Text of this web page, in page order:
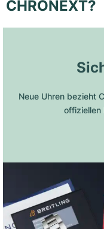
CHRONEXT?
Neue Uhren bezieht
offiziellen